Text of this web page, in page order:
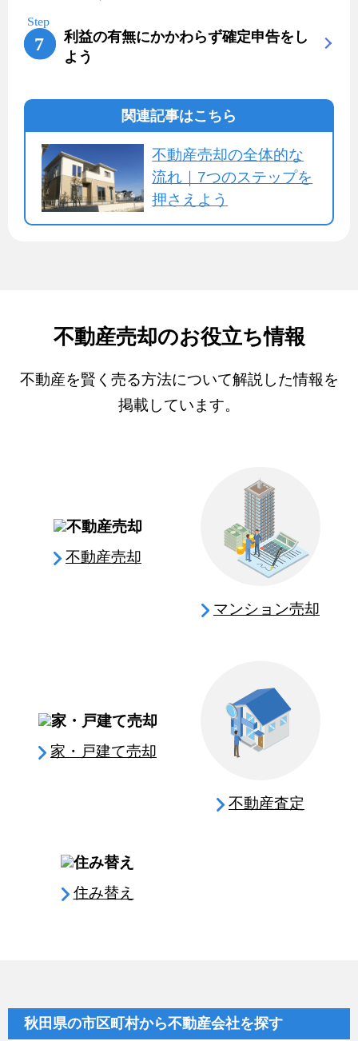
利益の有無にかかわらず確定申告をし
よう
関連記事はこちら
不動産売却の全体的な
流れ｜7つのステップを
押さえよう
不動産売却のお役立ち情報
不動産を賢く売る方法について解説した情報を
掲載しています。
不動産売却
マンション売却
家・戸建て売却
不動産査定
住み替え
秋田県の市区町村から不動産会社を探す